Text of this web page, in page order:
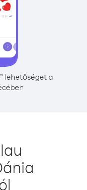
lehetőséget a